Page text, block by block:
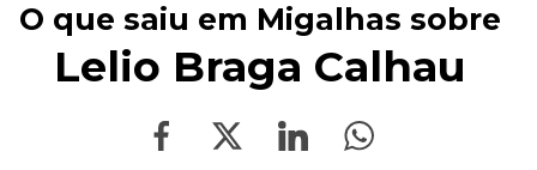
O que saiu em Migalhas sobre
Lelio Braga Calhau